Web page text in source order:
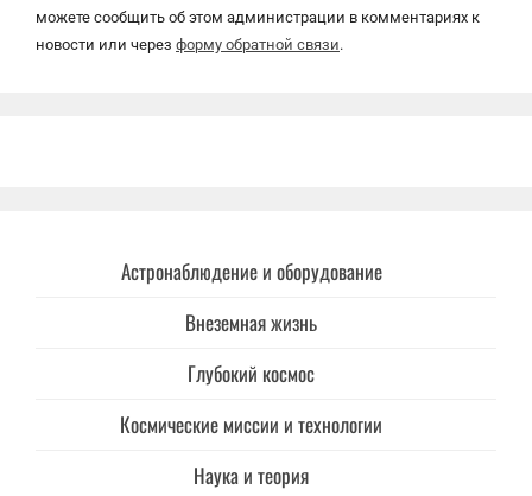
можете сообщить об этом администрации в комментариях к
новости или через форму обратной связи.
Астронаблюдение и оборудование
Внеземная жизнь
Глубокий космос
Космические миссии и технологии
Наука и теория